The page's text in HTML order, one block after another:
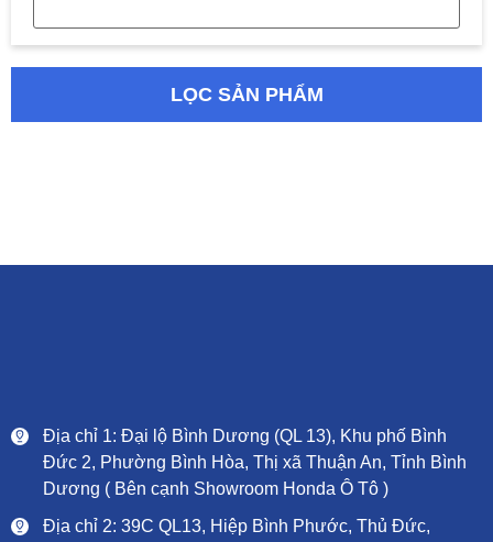
LỌC SẢN PHẨM
Địa chỉ 1: Đại lộ Bình Dương (QL 13), Khu phố Bình
Đức 2, Phường Bình Hòa, Thị xã Thuận An, Tỉnh Bình
Dương ( Bên cạnh Showroom Honda Ô Tô )
Địa chỉ 2: 39C QL13, Hiệp Bình Phước, Thủ Đức,